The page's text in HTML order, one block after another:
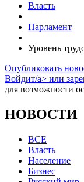
Власть
Парламент
Уровень
Опубликовать
Войдит/a> или
для возможности
НОВОСТИ
ВСЕ
Власть
Население
Бизнес